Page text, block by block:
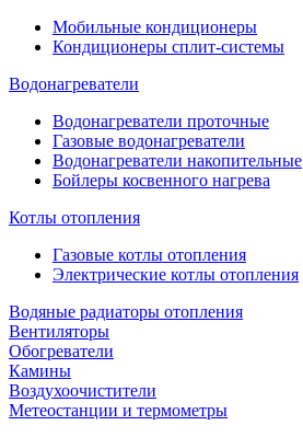
Мобильные кондиционеры
Кондиционеры сплит-системы
Водонагреватели
Водонагреватели проточные
Газовые водонагреватели
Водонагреватели накопительные
Бойлеры косвенного нагрева
Котлы отопления
Газовые котлы отопления
Электрические котлы отопления
Водяные радиаторы отопления
Вентиляторы
Обогреватели
Камины
Воздухоочистители
Метеостанции и термометры